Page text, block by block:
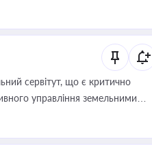
сервітут, що є критично
управління земельними